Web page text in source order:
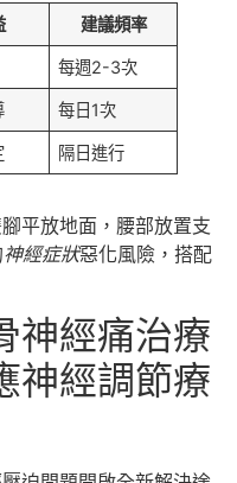
建議頻率
每週2-3次
每日1次
隔日進行
平放地面，腰部放置支
神經症狀惡化風險，搭配
神經痛治療
神經調節療